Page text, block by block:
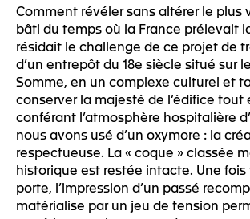
Comment révéler sans altérer le plus
bâti du temps où la France prélevait
résidait le challenge de ce projet de
d’un entrepôt du 18e siècle situé sur
Somme, en un complexe culturel et
conserver la majesté de l’édifice tout
conférant l’atmosphère hospitalière
nous avons usé d’un oxymore : la
respectueuse. La « coque » classée
historique est restée intacte. Une
porte, l’impression d’un passé
matérialise par un jeu de tension